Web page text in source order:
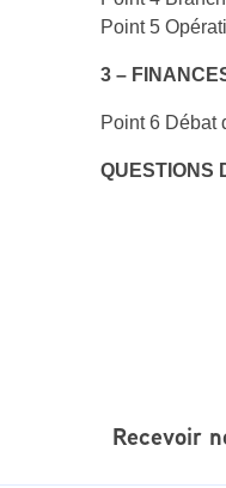
Point 5
3 –
Point 6 Débat
QUESTIONS
Recevoir